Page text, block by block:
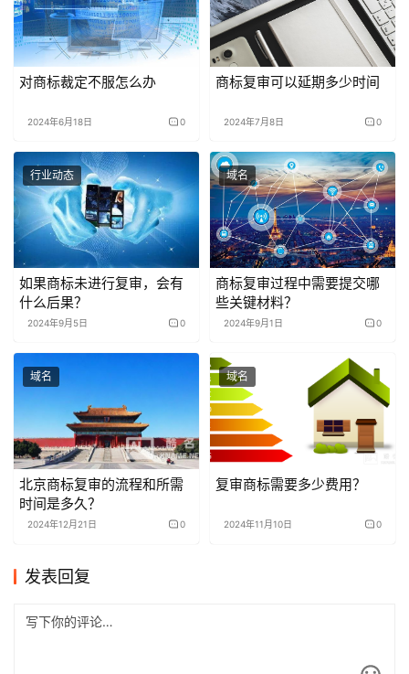
对商标裁定不服怎么办
2024年6月18日 0
商标复审可以延期多少时间
2024年7月8日 0
行业动态
如果商标未进行复审，会有
什么后果？
2024年9月5日 0
域名
商标复审过程中需要提交哪
些关键材料？
2024年9月1日 0
域名
北京商标复审的流程和所需
时间是多久？
2024年12月21日 0
域名
复审商标需要多少费用？
2024年11月10日 0
发表回复